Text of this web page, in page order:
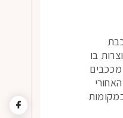
בו
מככבים